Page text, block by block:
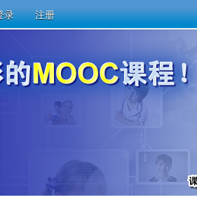
录 注册